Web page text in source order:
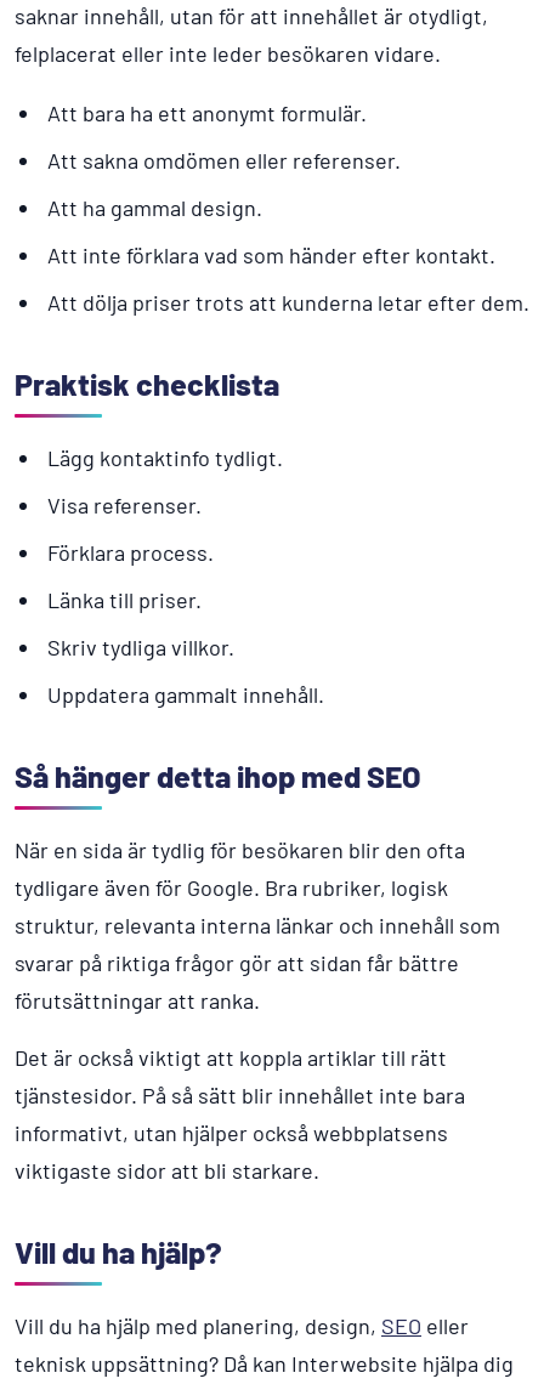
saknar innehåll, utan för att innehållet är otydligt,
felplacerat eller inte leder besökaren vidare.
Att bara ha ett anonymt formulär.
Att sakna omdömen eller referenser.
Att ha gammal design.
Att inte förklara vad som händer efter kontakt.
Att dölja priser trots att kunderna letar efter dem.
Praktisk checklista
Lägg kontaktinfo tydligt.
Visa referenser.
Förklara process.
Länka till priser.
Skriv tydliga villkor.
Uppdatera gammalt innehåll.
Så hänger detta ihop med SEO
När en sida är tydlig för besökaren blir den ofta
tydligare även för Google. Bra rubriker, logisk
struktur, relevanta interna länkar och innehåll som
svarar på riktiga frågor gör att sidan får bättre
förutsättningar att ranka.
Det är också viktigt att koppla artiklar till rätt
tjänstesidor. På så sätt blir innehållet inte bara
informativt, utan hjälper också webbplatsens
viktigaste sidor att bli starkare.
Vill du ha hjälp?
Vill du ha hjälp med planering, design, SEO eller
teknisk uppsättning? Då kan Interwebsite hjälpa dig